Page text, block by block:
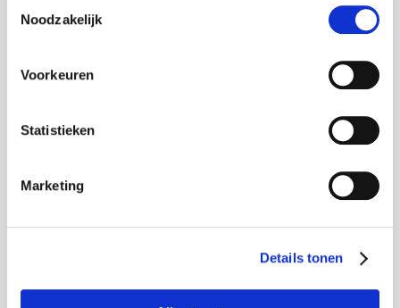
Noodzakelijk
Voorkeuren
Statistieken
Marketing
Details tonen
onderhoudsbudgetten en kostenbewaking.
Joinuz
verbinden wij professionals binnen de overheid,
ze écht tot hun recht komen, inhoudelijk én
persoonlijk. Bij Joinuz kies jij wat bij je past.
Postcode
privacy statement